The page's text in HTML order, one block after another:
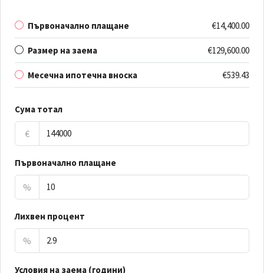
Първоначално плащане €14,400.00
Размер на заема €129,600.00
Месечна ипотечна вноска €539.43
Сума тотал
€
Първоначално плащане
%
Лихвен процент
%
Условия на заема (години)